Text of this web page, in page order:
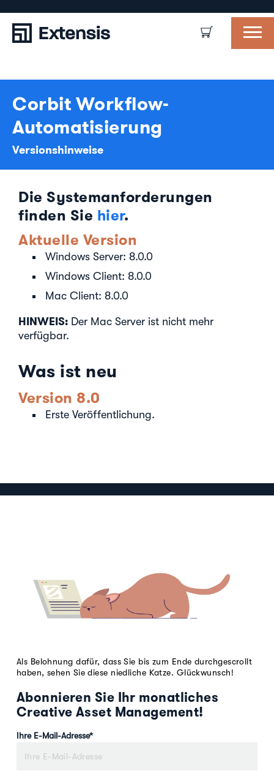
Corbit Workflow-
Automatisierung
Versionshinweise
Die Systemanforderungen
finden Sie hier.
Aktuelle Version
Windows Server: 8.0.0
Windows Client: 8.0.0
Mac Client: 8.0.0
HINWEIS: Der Mac Server ist nicht mehr
verfügbar.
Was ist neu
Version 8.0
Erste Veröffentlichung.
Als Belohnung dafür, dass Sie bis zum Ende durchgescrollt
haben, sehen Sie diese niedliche Katze. Glückwunsch!
Abonnieren Sie Ihr monatliches
Creative Asset Management!
Ihre E-Mail-Adresse*